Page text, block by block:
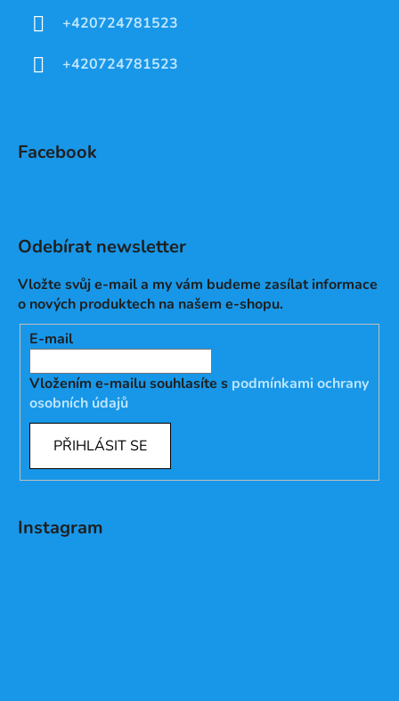
+420724781523
+420724781523
Facebook
Odebírat newsletter
Vložte svůj e-mail a my vám budeme zasílat informace
o nových produktech na našem e-shopu.
E-mail
Vložením e-mailu souhlasíte s podmínkami ochrany
osobních údajů
PŘIHLÁSIT SE
Instagram